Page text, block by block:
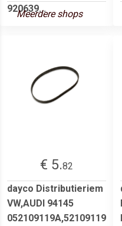
920639...
Meerdere shops
€ 5.82
dayco Distributieriem
VW,AUDI 94145
052109119A,52109119